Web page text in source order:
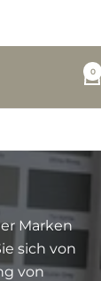
0
Marken
sich von
von